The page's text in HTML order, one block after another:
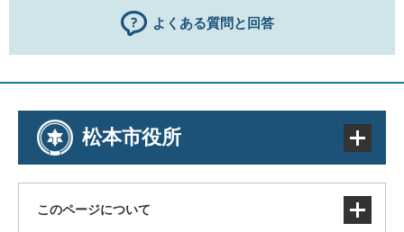
よくある質問と回答
松本市役所
このページについて